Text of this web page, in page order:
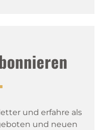
und erfahre als
und neuen